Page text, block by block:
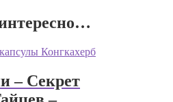
– Секрет